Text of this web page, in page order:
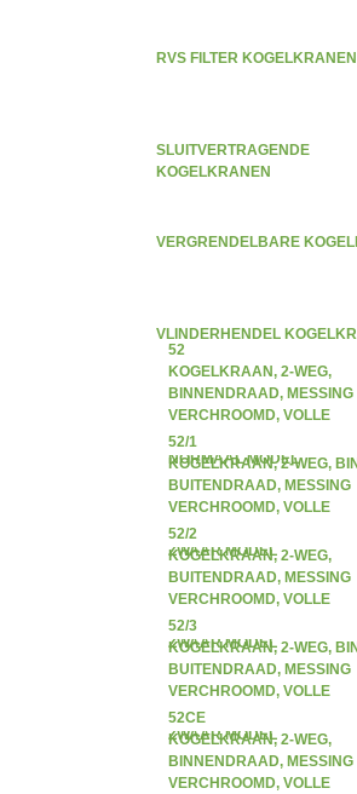
RVS FILTER KOGELKRANEN
SLUITVERTRAGENDE
KOGELKRANEN
VERGRENDELBARE
VLINDERHENDEL
52
KOGELKRAAN, 2-WEG,
BINNENDRAAD, MESSING
VERCHROOMD, VOLLE
DOORLAAT,
NORMAAL MODEL
52/1
KOGELKRAAN, 2-WEG,
BUITENDRAAD, MESSING
VERCHROOMD, VOLLE
DOORLAAT,
ZWAAR MODEL
52/2
KOGELKRAAN, 2-WEG,
BUITENDRAAD, MESSING
VERCHROOMD, VOLLE
DOORLAAT,
ZWAAR MODEL
52/3
KOGELKRAAN, 2-WEG,
BUITENDRAAD, MESSING
VERCHROOMD, VOLLE
DOORLAAT,
ZWAAR MODEL
52CE
KOGELKRAAN, 2-WEG,
BINNENDRAAD, MESSING
VERCHROOMD, VOLLE